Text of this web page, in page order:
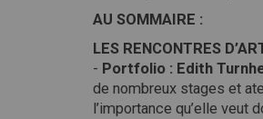
AU SOMMAIRE :
LES RENCONTRES
- Portfolio : Edith
de nombreux stages et
l’importance qu’elle veut